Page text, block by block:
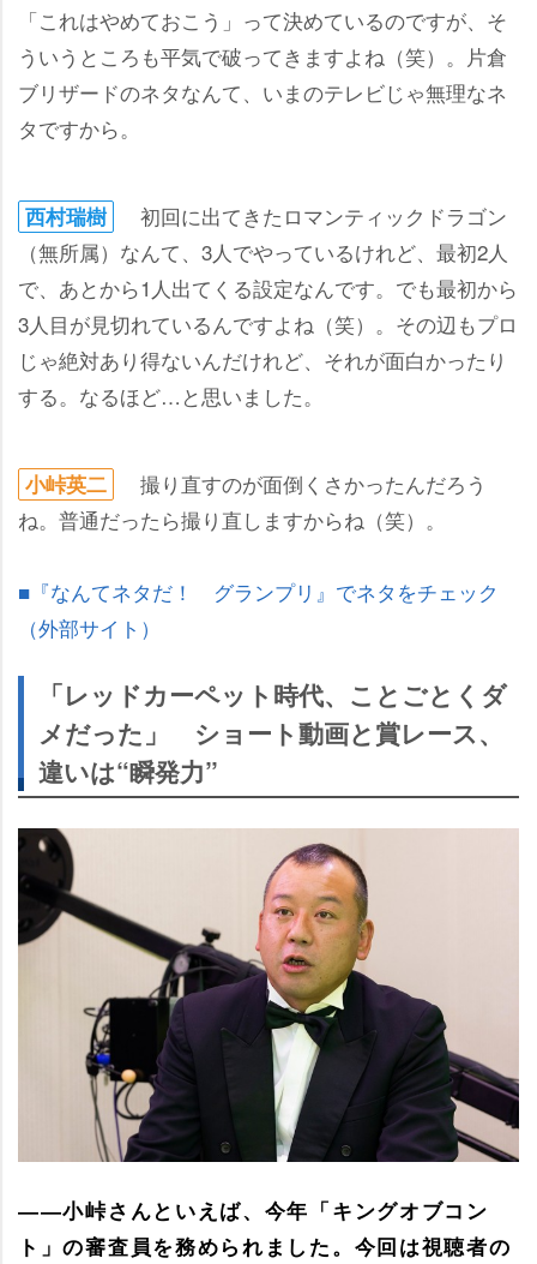
「これはやめておこう」って決めているのですが、そ
ういうところも平気で破ってきますよね（笑）。片倉
ブリザードのネタなんて、いまのテレビじゃ無理なネ
タですから。
西村瑞樹
初回に出てきたロマンティックドラゴン
（無所属）なんて、3人でやっているけれど、最初2人
で、あとから1人出てくる設定なんです。でも最初から
3人目が見切れているんですよね（笑）。その辺もプロ
じゃ絶対あり得ないんだけれど、それが面白かったり
する。なるほど…と思いました。
小峠英二
撮り直すのが面倒くさかったんだろう
ね。普通だったら撮り直しますからね（笑）。
■『なんてネタだ！ グランプリ』でネタをチェック
（外部サイト）
「レッドカーペット時代、ことごとくダ
メだった」 ショート動画と賞レース、
違いは“瞬発力”
――小峠さんといえば、今年「キングオブコン
ト」の審査員を務められました。今回は視聴者の